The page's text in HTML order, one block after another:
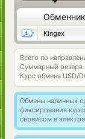
Обменник
Kingex
Всего по
Суммарный резерв
Курс обмена USD/
Обмены наличных
фиксирования
сервисом в